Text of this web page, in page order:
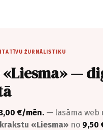
ŽURNĀLISTIKU
«Liesma» —
€/mēn. — lasāma web
«Liesma» no 9,50